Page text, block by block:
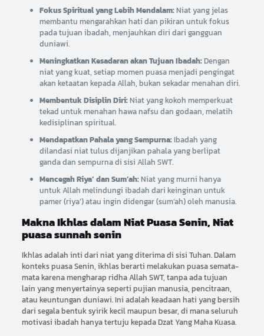
Fokus Spiritual yang Lebih Mendalam:Niat yang jelas
membantu mengarahkan hati dan pikiran untuk fokus
pada tujuan ibadah, menjauhkan diri dari gangguan
duniawi.
Meningkatkan Kesadaran akan Tujuan Ibadah:Dengan
niat yang kuat, setiap momen puasa menjadi pengingat
akan ketaatan kepada Allah, bukan sekadar menahan diri.
Membentuk Disiplin Diri:Niat yang kokoh memperkuat
tekad untuk menahan hawa nafsu dan godaan, melatih
kedisiplinan spiritual.
Mendapatkan Pahala yang Sempurna:Ibadah yang
dilandasi niat tulus dijanjikan pahala yang berlipat
ganda dan sempurna di sisi Allah SWT.
Mencegah Riya’ dan Sum’ah:Niat yang murni hanya
untuk Allah melindungi ibadah dari keinginan untuk
pamer (riya’) atau ingin didengar (sum’ah) oleh manusia.
Makna Ikhlas dalam Niat Puasa Senin, Niat
puasa sunnah senin
Ikhlas adalah inti dari niat yang diterima di sisi Tuhan. Dalam
konteks puasa Senin, ikhlas berarti melakukan puasa semata-
mata karena mengharap ridha Allah SWT, tanpa ada tujuan
lain yang menyertainya seperti pujian manusia, pencitraan,
atau keuntungan duniawi. Ini adalah keadaan hati yang bersih
dari segala bentuk syirik kecil maupun besar, di mana seluruh
motivasi ibadah hanya tertuju kepada Dzat Yang Maha Kuasa.